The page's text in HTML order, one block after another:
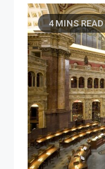
4 MINS READ